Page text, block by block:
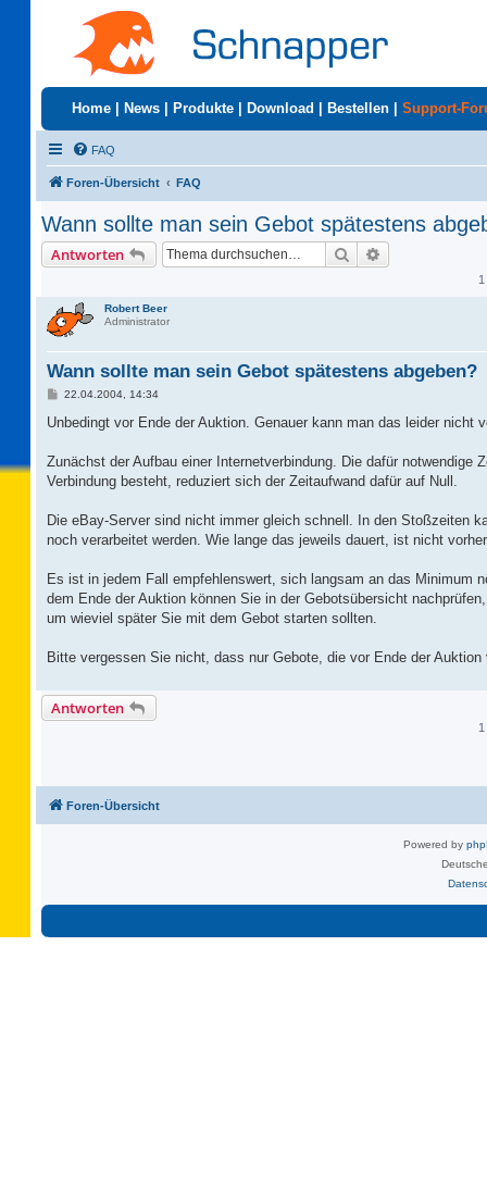
Home News Produkte Download Bestellen Support-
FAQ
Foren-Übersicht FAQ
Wann sollte man sein Gebot spätestens
Antworten Suche
Robert Beer
Administrator
Wann sollte man sein Gebot spätestens abgeben?
B
i
a
22.04.2004, 14:34
Unbedingt vor Ende der Auktion. Genauer kann man das leider
Zunächst der Aufbau einer Internetverbindung. Die dafür
Verbindung besteht, reduziert sich der Zeitaufwand dafür auf Null.
Die eBay-Server sind nicht immer gleich schnell. In den Stoßzeiten
noch verarbeitet werden. Wie lange das jeweils dauert, ist nicht
Es ist in jedem Fall empfehlenswert, sich langsam an das Minimum
dem Ende der Auktion können Sie in der Gebotsübersicht
um wieviel später Sie mit dem Gebot starten sollten.
Bitte vergessen Sie nicht, dass nur Gebote, die vor Ende der
Antworten
Foren-Übersicht
Powered by